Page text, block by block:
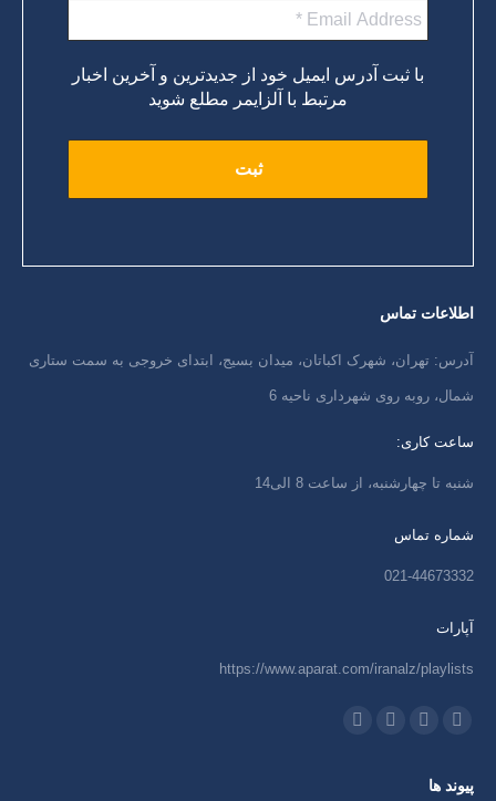
با ثبت آدرس ایمیل خود از جدیدترین و آخرین اخبار
مرتبط با آلزایمر مطلع شوید
اطلاعات تماس
آدرس: تهران، شهرک اکباتان، میدان بسیج، ابتدای خروجی به سمت ستاری
شمال، روبه روی شهرداری ناحیه 6
ساعت کاری:
شنبه تا چهارشنبه، از ساعت 8 الی14
شماره تماس
021-44673332
آپارات
https://www.aparat.com/iranalz/playlists
ما را دنبال کنید در:
کردن
پیوند ها